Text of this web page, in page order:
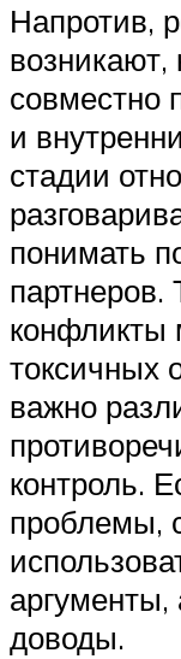
Напротив,
возникают,
совместно
и
стадии
понимать
конфликты
токсичных
важно
контроль.
проблемы,
доводы.